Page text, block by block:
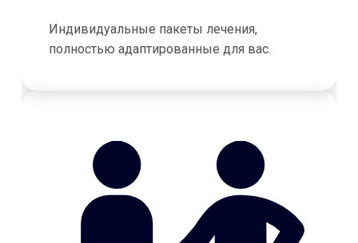
Индивидуальные пакеты лечения,
полностью адаптированные для вас.